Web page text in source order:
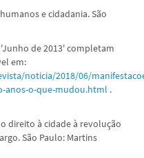
e cidadania. São
'Junho de 2013' completam
em:
noticia/2018/06/
anos-o-que-mudou.html .
direito à cidade à revolução
São Paulo: Martins